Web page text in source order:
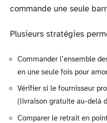
commande une seule
Plusieurs stratégies
Commander l’ensemble
en une seule fois pour
Vérifier si le fournisseur
(livraison gratuite au-delà
Comparer le retrait en